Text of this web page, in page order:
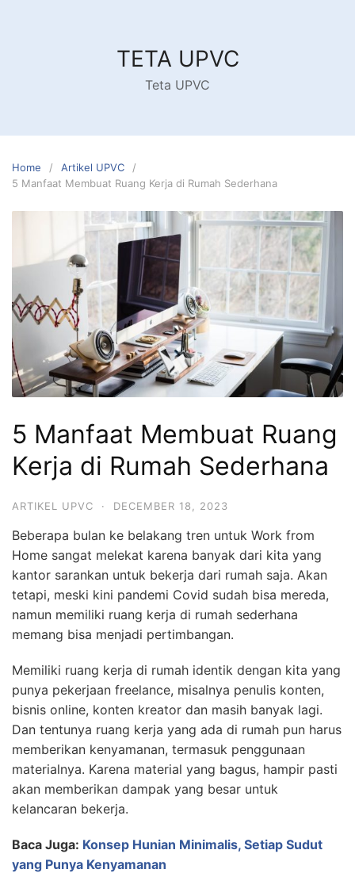
TETA UPVC
Teta UPVC
Home
Artikel UPVC
5 Manfaat Membuat Ruang Kerja di Rumah Sederhana
5 Manfaat Membuat Ruang
Kerja di Rumah Sederhana
ARTIKEL UPVC · DECEMBER 18, 2023
Beberapa bulan ke belakang tren untuk Work from
Home sangat melekat karena banyak dari kita yang
kantor sarankan untuk bekerja dari rumah saja. Akan
tetapi, meski kini pandemi Covid sudah bisa mereda,
namun memiliki ruang kerja di rumah sederhana
memang bisa menjadi pertimbangan.
Memiliki ruang kerja di rumah identik dengan kita yang
punya pekerjaan freelance, misalnya penulis konten,
bisnis online, konten kreator dan masih banyak lagi.
Dan tentunya ruang kerja yang ada di rumah pun harus
memberikan kenyamanan, termasuk penggunaan
materialnya. Karena material yang bagus, hampir pasti
akan memberikan dampak yang besar untuk
kelancaran bekerja.
Baca Juga: Konsep Hunian Minimalis, Setiap Sudut
yang Punya Kenyamanan